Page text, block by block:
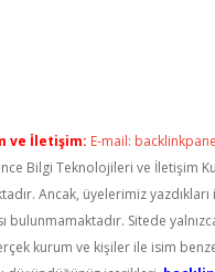
ve İletişim: E-mail:
Bilgi Teknolojileri ve
Ancak, üyelerimiz
bulunmamaktadır. Sitede
kurum ve kişiler ile isim